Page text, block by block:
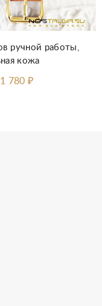
ручной работы,
кожа
1 780₽